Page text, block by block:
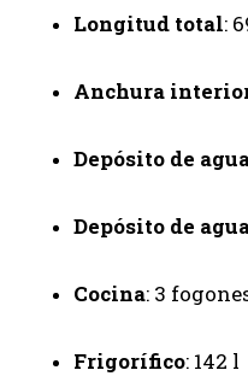
Longitud total:
Anchura
Depósito de
Depósito de
Cocina: 3
Frigorífico: 142 l